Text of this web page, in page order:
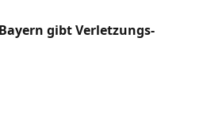
gibt Verletzungs-